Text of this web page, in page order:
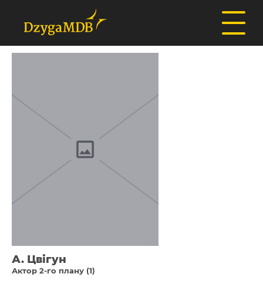
А. Цвігун
Актор 2-го плану (1)